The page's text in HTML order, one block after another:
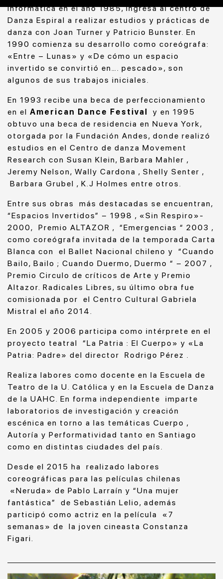
Informática en el año 1985, ingresa al centro de
Danza Espiral a realizar estudios y prácticas de
danza con Joan Turner y Patricio Bunster. En
1990 comienza su desarrollo como coreógrafa:
«Entre – Lunas» y «De cómo un espacio
invertido se convirtió en…. pescado», son
algunos de sus trabajos iniciales.
En 1993 recibe una beca de perfeccionamiento
en el American Dance Festival
y en 1995
obtuvo una beca de residencia en Nueva York,
otorgada por la Fundación Andes, donde realizó
estudios en el Centro de danza Movement
Research con Susan Klein, Barbara Mahler ,
Jeremy Nelson, Wally Cardona , Shelly Senter ,
Barbara Grubel , K.J Holmes entre otros.
Entre sus obras más destacadas se encuentran,
“Espacios Invertidos” – 1998 , «Sin Respiro»-
2000, Premio ALTAZOR , “Emergencias “ 2003 ,
como coreógrafa invitada de la temporada Carta
Blanca con el Ballet Nacional chileno y “Cuando
Bailo, Bailo ; Cuando Duermo, Duermo “ – 2007 ,
Premio Circulo de críticos de Arte y Premio
Altazor. Radicales Libres, su último obra fue
comisionada por el Centro Cultural Gabriela
Mistral el año 2014.
En 2005 y 2006 participa como intérprete en el
proyecto teatral “La Patria : El Cuerpo» y «La
Patria: Padre» del director Rodrigo Pérez .
Realiza labores como docente en la Escuela de
Teatro de la U. Católica y en la Escuela de Danza
de la UAHC. En forma independiente imparte
laboratorios de investigación y creación
escénica en torno a las temáticas Cuerpo ,
Autoría y Performatividad tanto en Santiago
como en distintas ciudades del país.
Desde el 2015 ha realizado labores
coreográficas para las películas chilenas
«Neruda» de Pablo Larraín y “Una mujer
fantástica” de Sebastián Lelio, además
participó como actriz en la película «7
semanas» de la joven cineasta Constanza
Figari.